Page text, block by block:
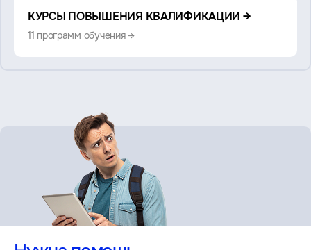
КУРСЫ ПОВЫШЕНИЯ КВАЛИФИКАЦИИ →
11 программ обучения →